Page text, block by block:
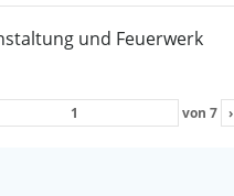
und Feuerwerk
von 7 ›